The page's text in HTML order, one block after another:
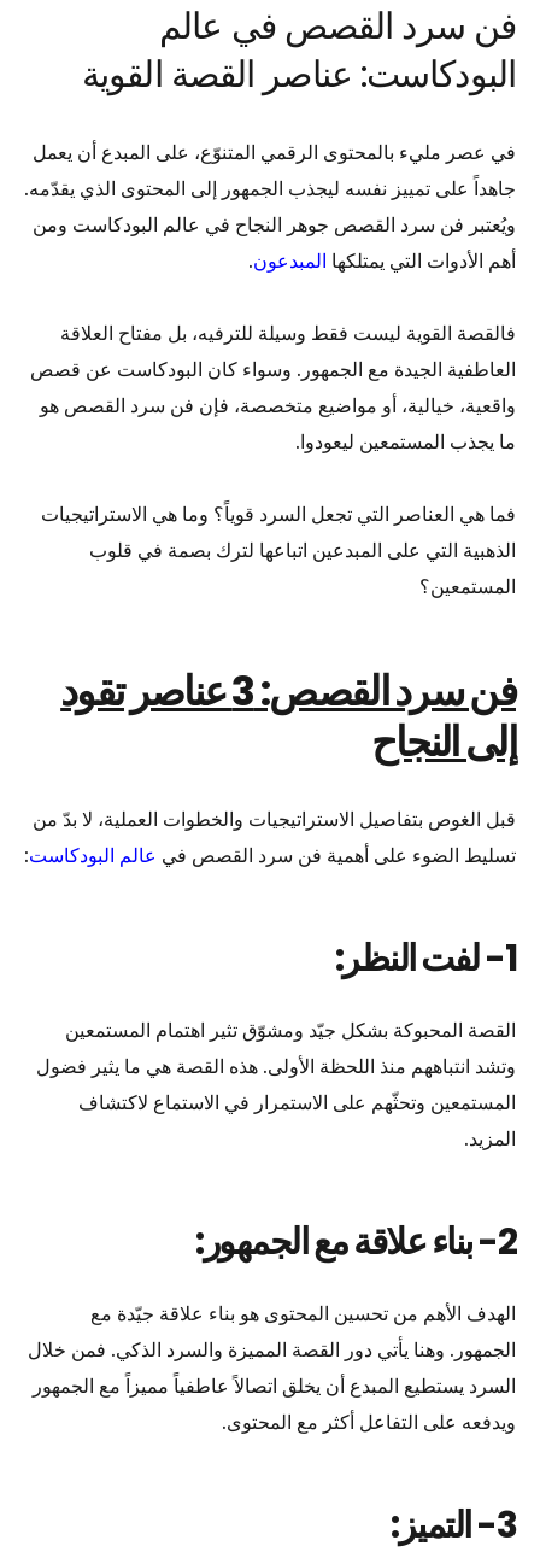
فن سرد القصص في عالم
البودكاست: عناصر القصة القوية
في عصر مليء بالمحتوى الرقمي المتنوّع، على المبدع أن يعمل
جاهداً على تمييز نفسه ليجذب الجمهور إلى المحتوى الذي يقدّمه.
ويُعتبر فن سرد القصص جوهر النجاح في عالم البودكاست ومن
أهم الأدوات التي يمتلكها المبدعون.
فالقصة القوية ليست فقط وسيلة للترفيه، بل مفتاح العلاقة
العاطفية الجيدة مع الجمهور. وسواء كان البودكاست عن قصص
واقعية، خيالية، أو مواضيع متخصصة، فإن فن سرد القصص هو
ما يجذب المستمعين ليعودوا.
فما هي العناصر التي تجعل السرد قوياً؟ وما هي الاستراتيجيات
الذهبية التي على المبدعين اتباعها لترك بصمة في قلوب
المستمعين؟
فن سرد القصص: 3 عناصر تقود
إلى النجاح
قبل الغوص بتفاصيل الاستراتيجيات والخطوات العملية، لا بدّ من
تسليط الضوء على أهمية فن سرد القصص في عالم البودكاست:
1- لفت النظر:
القصة المحبوكة بشكل جيّد ومشوّق تثير اهتمام المستمعين
وتشد انتباههم منذ اللحظة الأولى. هذه القصة هي ما يثير فضول
المستمعين وتحثّهم على الاستمرار في الاستماع لاكتشاف
المزيد.
2- بناء علاقة مع الجمهور:
الهدف الأهم من تحسين المحتوى هو بناء علاقة جيّدة مع
الجمهور. وهنا يأتي دور القصة المميزة والسرد الذكي. فمن خلال
السرد يستطيع المبدع أن يخلق اتصالاً عاطفياً مميزاً مع الجمهور
ويدفعه على التفاعل أكثر مع المحتوى.
3- التميز: